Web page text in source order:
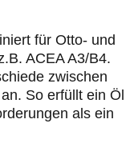
für Otto- und
ACEA A3/B4.
zwischen
So erfüllt ein Öl
als ein